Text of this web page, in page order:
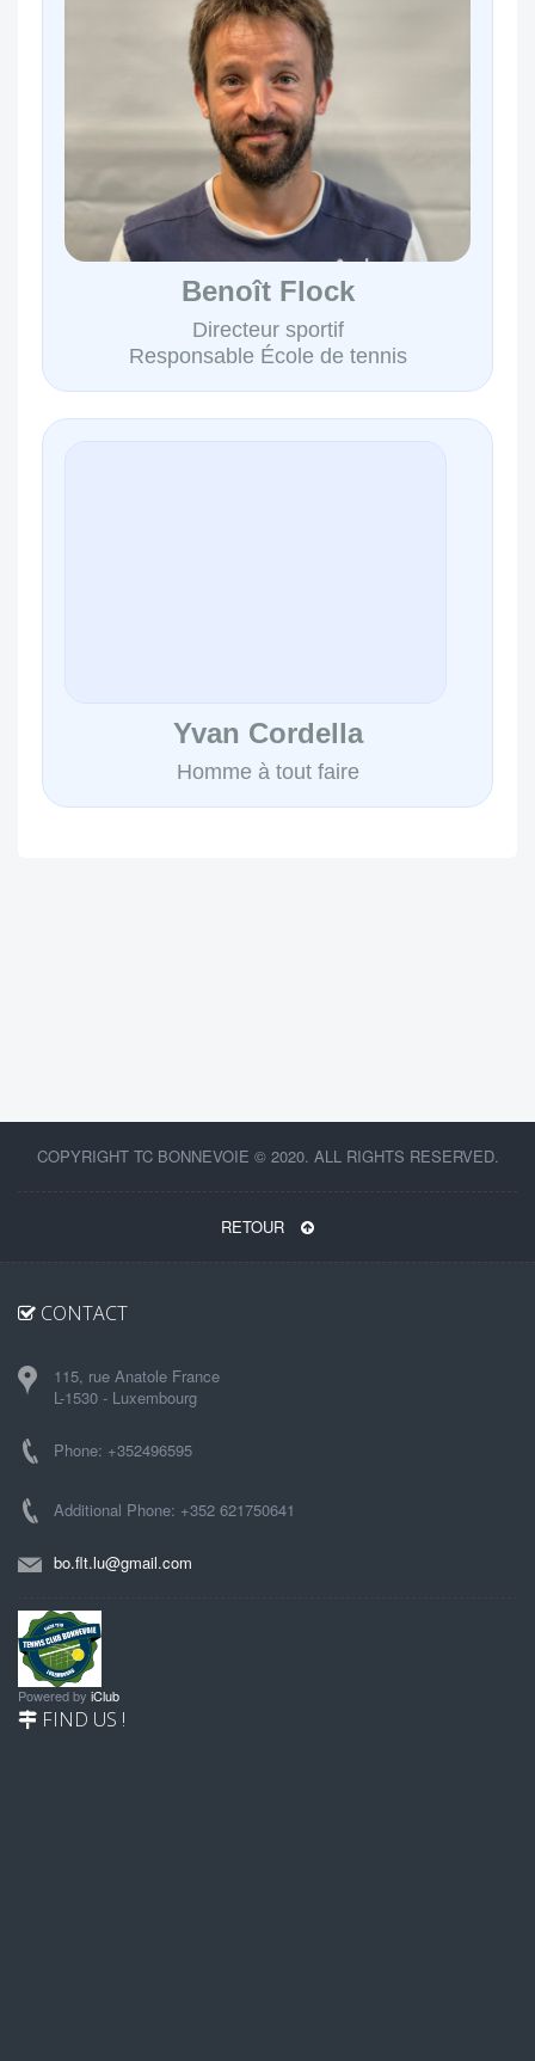
Benoît Flock
Directeur sportif
Responsable École de tennis
Yvan Cordella
Homme à tout faire
COPYRIGHT TC BONNEVOIE © 2020. ALL RIGHTS RESERVED.
RETOUR
CONTACT
115, rue Anatole France
L-1530 - Luxembourg
Phone: +352496595
Additional Phone: +352 621750641
bo.flt.lu@gmail.com
Powered by iClub
FIND US !